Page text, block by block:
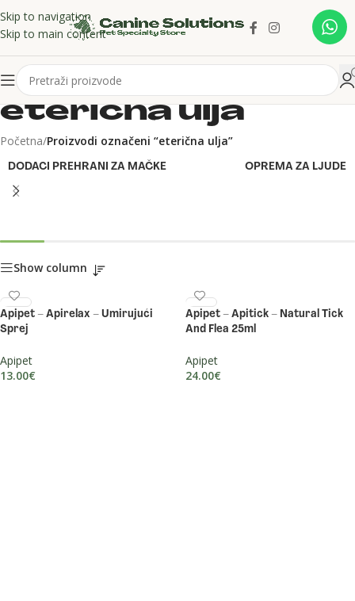
Skip to navigation
Skip to main content
eterična ulja
Početna/Proizvodi označeni “eterična ulja”
DODACI PREHRANI ZA MAČKE OPREMA ZA LJUDE
Show column
Apipet – Apirelax – Umirujući
Sprej
Apipet
13.00€
Apipet – Apitick – Natural Tick
And Flea 25ml
Apipet
24.00€